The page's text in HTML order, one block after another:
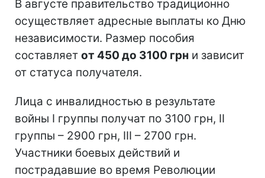
В августе правительство традиционно
осуществляет адресные выплаты ко Дню
независимости. Размер пособия
составляет от 450 до 3100 грн и зависит
от статуса получателя.
Лица с инвалидностью в результате
войны I группы получат по 3100 грн, ІІ
группы – 2900 грн, ІІІ – 2700 грн.
Участники боевых действий и
пострадавшие во время Революции